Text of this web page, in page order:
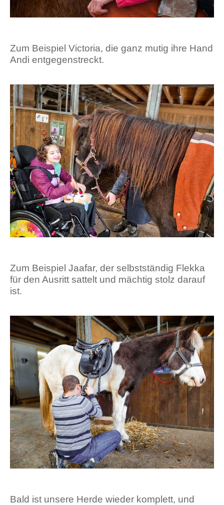
Zum Beispiel Victoria, die ganz mutig ihre Hand
Andi entgegenstreckt.
Zum Beispiel Jaafar, der selbstständig Flekka
für den Ausritt sattelt und mächtig stolz darauf
ist.
Bald ist unsere Herde wieder komplett, und